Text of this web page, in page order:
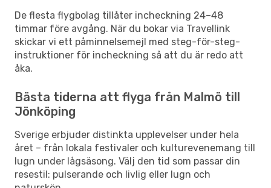
De flesta flygbolag tillåter incheckning 24–48
timmar före avgång. När du bokar via Travellink
skickar vi ett påminnelsemejl med steg-för-steg-
instruktioner för incheckning så att du är redo att
åka.
Bästa tiderna att flyga från Malmö till
Jönköping
Sverige erbjuder distinkta upplevelser under hela
året – från lokala festivaler och kulturevenemang till
lugn under lågsäsong. Välj den tid som passar din
resestil: pulserande och livlig eller lugn och